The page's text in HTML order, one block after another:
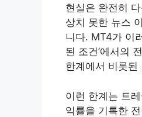
현실은 완전히
상치 못한 뉴스
니다. MT4가 이
된 조건’에서의
한계에서 비롯된
이런 한계는 트
익률을 기록한